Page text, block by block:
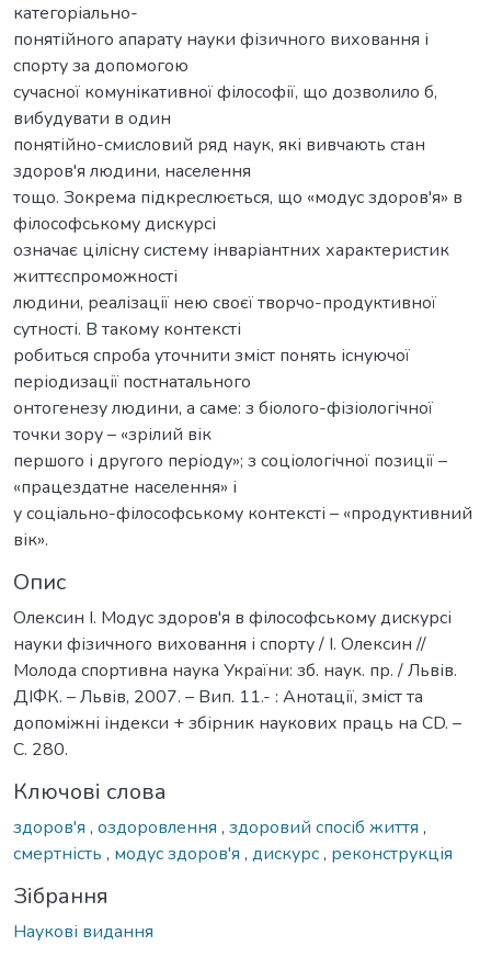
категоріально-
понятійного апарату науки фізичного виховання і
спорту за допомогою
сучасної комунікативної філософії, що дозволило б,
вибудувати в один
понятійно-смисловий ряд наук, які вивчають стан
здоров'я людини, населення
тощо. Зокрема підкреслюється, що «модус здоров'я» в
філософському дискурсі
означає цілісну систему інваріантних характеристик
життєспроможності
людини, реалізації нею своєї творчо-продуктивної
сутності. В такому контексті
робиться спроба уточнити зміст понять існуючої
періодизації постнатального
онтогенезу людини, а саме: з біолого-фізіологічної
точки зору – «зрілий вік
першого і другого періоду»; з соціологічної позиції –
«працездатне населення» і
у соціально-філософському контексті – «продуктивний
вік».
Опис
Олексин І. Модус здоров'я в філософському дискурсі
науки фізичного виховання і спорту / І. Олексин //
Молода спортивна наука України: зб. наук. пр. / Львів.
ДІФК. – Львів, 2007. – Вип. 11.- : Анотації, зміст та
допоміжні індекси + збірник наукових праць на CD. –
С. 280.
Ключові слова
здоров'я , оздоровлення , здоровий спосіб життя ,
смертність , модус здоров'я , дискурс, реконструкція
Зібрання
Наукові видання